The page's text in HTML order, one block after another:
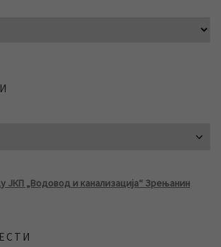
ЈКП „Водовод и канализација“ Зрењанин